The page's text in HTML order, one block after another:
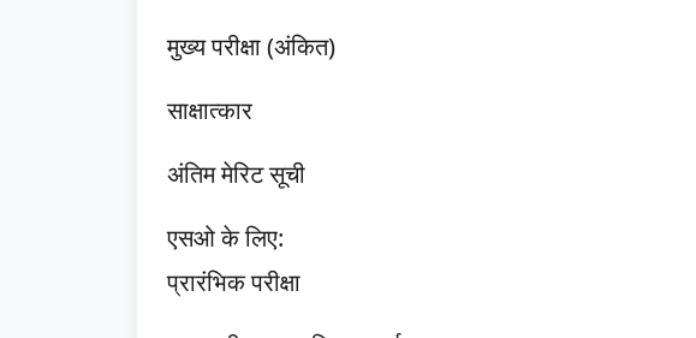
मुख्य परीक्षा (अंकित)
साक्षात्कार
अंतिम मेरिट सूची
एसओ के लिए:
प्रारंभिक परीक्षा